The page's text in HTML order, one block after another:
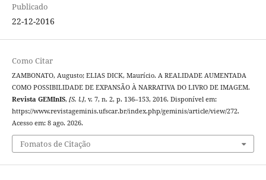
Publicado
22-12-2016
Como Citar
ZAMBONATO, Augusto; ELIAS DICK, Maurício. A REALIDADE AUMENTADA
COMO POSSIBILIDADE DE EXPANSÃO À NARRATIVA DO LIVRO DE IMAGEM.
Revista GEMInIS, [S. l.], v. 7, n. 2, p. 136–153, 2016. Disponível em:
https://www.revistageminis.ufscar.br/index.php/geminis/article/view/272.
Acesso em: 8 ago. 2026.
Fomatos de Citação